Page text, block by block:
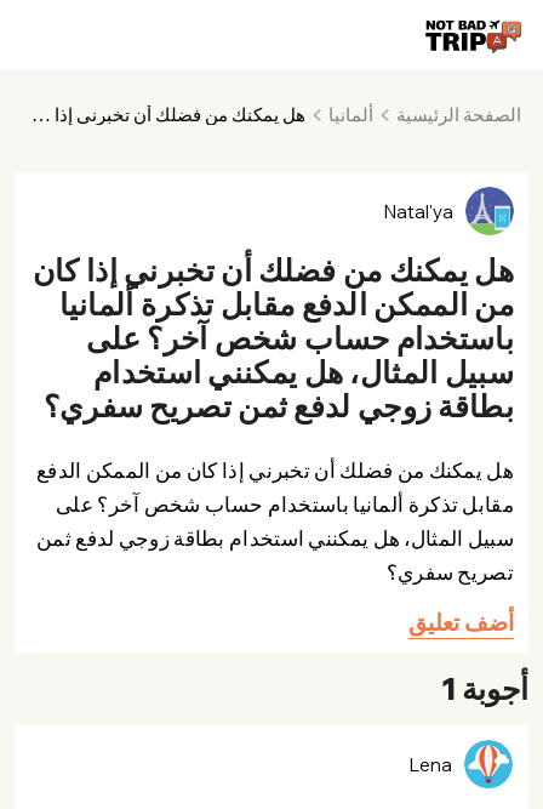
الصفحة الرئيسية ألمانيا هل يمكنك من فضلك أن تخبرني إذا كان من الممكن الدفع مقابل تذكرة ألمانيا باستخدام حساب شخص آخر؟ على سبيل المثال، هل يمكنني استخدام بطاقة زوجي لدفع ثمن تصريح سفري؟
Natal'ya
هل يمكنك من فضلك أن تخبرني إذا كان
من الممكن الدفع مقابل تذكرة ألمانيا
باستخدام حساب شخص آخر؟ على
سبيل المثال، هل يمكنني استخدام
بطاقة زوجي لدفع ثمن تصريح سفري؟
هل يمكنك من فضلك أن تخبرني إذا كان من الممكن الدفع
مقابل تذكرة ألمانيا باستخدام حساب شخص آخر؟ على
سبيل المثال، هل يمكنني استخدام بطاقة زوجي لدفع ثمن
تصريح سفري؟
أضف تعليق
أجوبة 1
Lena